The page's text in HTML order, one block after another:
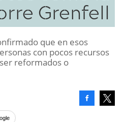
Grenfell
que en esos
con pocos recursos
reformados o